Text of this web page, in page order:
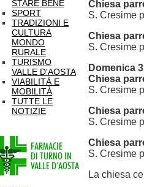
STARE BENE
SPORT
TRADIZIONI E
CULTURA
MONDO
RURALE
TURISMO
VALLE D'AOSTA
VIABILITÀ E
MOBILITÀ
TUTTE LE
NOTIZIE
Chiesa
S. Cresime
Chiesa
S. Cresime
Domenica
Chiesa
S. Cresime
Chiesa
S. Cresime
Chiesa
S. Cresime
La chiesa